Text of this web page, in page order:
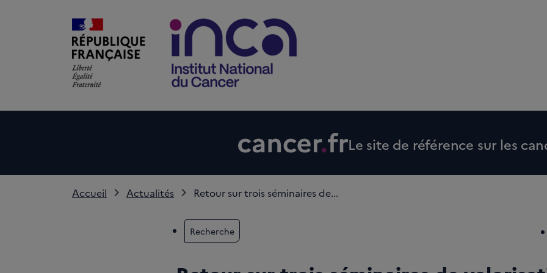
Le site de référence sur les
Accueil Actualités Retour sur trois séminaires de...
Recherche